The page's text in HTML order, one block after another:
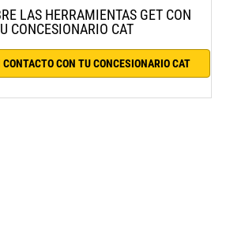
LAS HERRAMIENTAS GET CON
CONCESIONARIO CAT
CONTACTO CON TU CONCESIONARIO CAT